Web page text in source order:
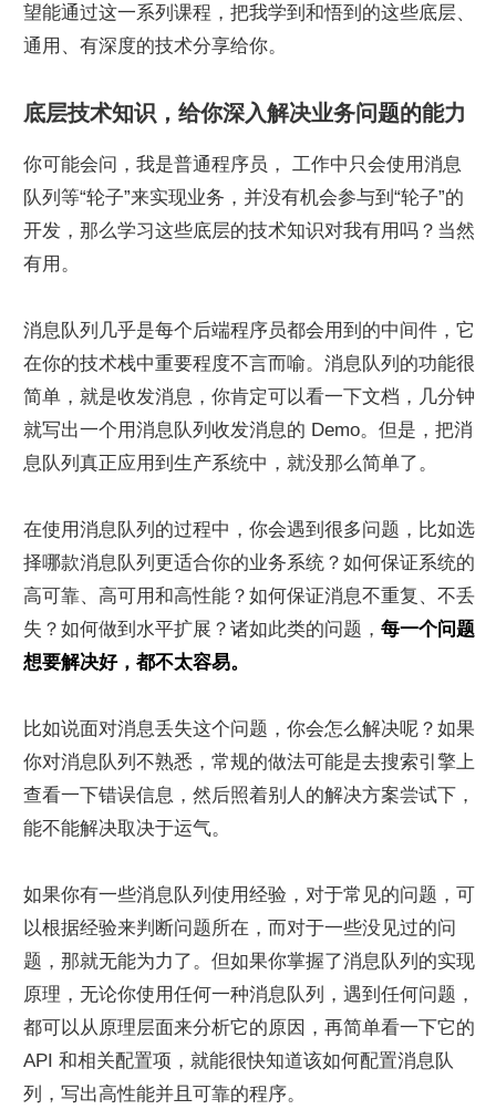
望能通过这一系列课程，把我学到和悟到的这些底层、
通用、有深度的技术分享给你。
底层技术知识，给你深入解决业务问题的能力
你可能会问，我是普通程序员， 工作中只会使用消息
队列等“轮子”来实现业务，并没有机会参与到“轮子”的
开发，那么学习这些底层的技术知识对我有用吗？当然
有用。
消息队列几乎是每个后端程序员都会用到的中间件，它
在你的技术栈中重要程度不言而喻。消息队列的功能很
简单，就是收发消息，你肯定可以看一下文档，几分钟
就写出一个用消息队列收发消息的 Demo。但是，把消
息队列真正应用到生产系统中，就没那么简单了。
在使用消息队列的过程中，你会遇到很多问题，比如选
择哪款消息队列更适合你的业务系统？如何保证系统的
高可靠、高可用和高性能？如何保证消息不重复、不丢
失？如何做到水平扩展？诸如此类的问题， 每一个问题
想要解决好，都不太容易。
比如说面对消息丢失这个问题，你会怎么解决呢？如果
你对消息队列不熟悉，常规的做法可能是去搜索引擎上
查看一下错误信息，然后照着别人的解决方案尝试下，
能不能解决取决于运气。
如果你有一些消息队列使用经验，对于常见的问题，可
以根据经验来判断问题所在，而对于一些没见过的问
题，那就无能为力了。但如果你掌握了消息队列的实现
原理，无论你使用任何一种消息队列，遇到任何问题，
都可以从原理层面来分析它的原因，再简单看一下它的
API 和相关配置项，就能很快知道该如何配置消息队
列，写出高性能并且可靠的程序。